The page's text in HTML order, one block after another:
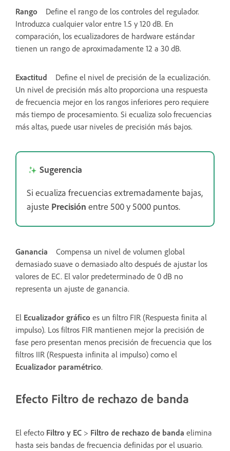
Rango
Define el rango de los controles del regulador.
Introduzca cualquier valor entre 1.5 y 120 dB. En
comparación, los ecualizadores de hardware estándar
tienen un rango de aproximadamente 12 a 30 dB.
Exactitud
Define el nivel de precisión de la ecualización.
Un nivel de precisión más alto proporciona una respuesta
de frecuencia mejor en los rangos inferiores pero requiere
más tiempo de procesamiento. Si ecualiza solo frecuencias
más altas, puede usar niveles de precisión más bajos.
Sugerencia
Si ecualiza frecuencias extremadamente bajas,
ajuste Precisión entre 500 y 5000 puntos.
Ganancia
Compensa un nivel de volumen global
demasiado suave o demasiado alto después de ajustar los
valores de EC. El valor predeterminado de 0 dB no
representa un ajuste de ganancia.
El Ecualizador gráfico es un filtro FIR (Respuesta finita al
impulso). Los filtros FIR mantienen mejor la precisión de
fase pero presentan menos precisión de frecuencia que los
filtros IIR (Respuesta infinita al impulso) como el
Ecualizador paramétrico.
Efecto Filtro de rechazo de banda
El efecto Filtro y EC > Filtro de rechazo de banda elimina
hasta seis bandas de frecuencia definidas por el usuario.